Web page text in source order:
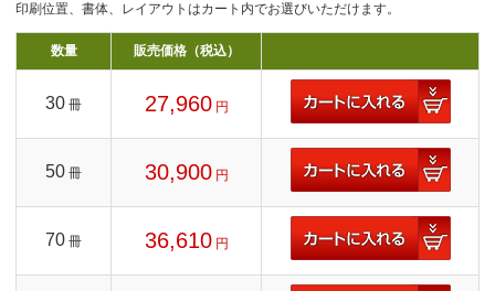
印刷位置、書体、レイアウトはカート内でお選びいただけます。
数量 販売価格（税込）
30 冊 27,960 円
50 冊 30,900 円
70 冊 36,610 円